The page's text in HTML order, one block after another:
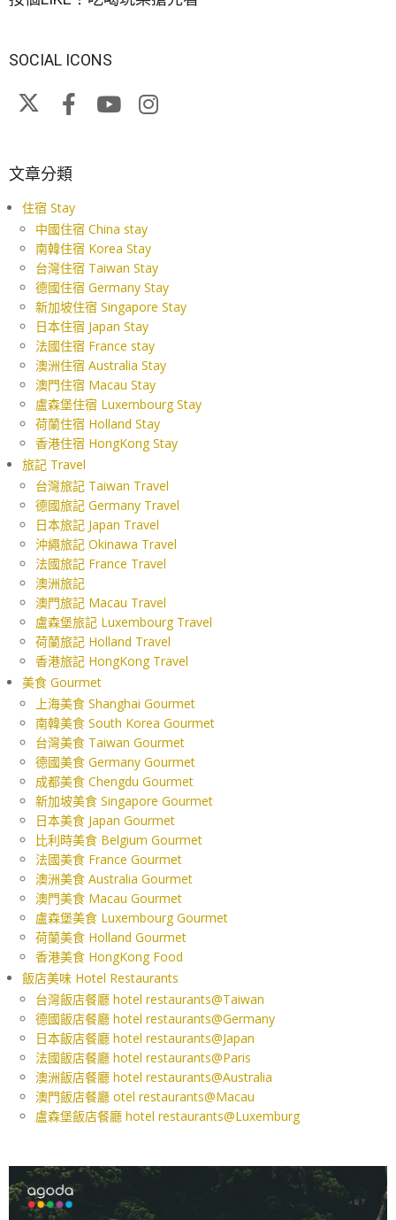
SOCIAL ICONS
文章分類
住宿 Stay
中國住宿 China stay
南韓住宿 Korea Stay
台灣住宿 Taiwan Stay
德國住宿 Germany Stay
新加坡住宿 Singapore Stay
日本住宿 Japan Stay
法國住宿 France stay
澳洲住宿 Australia Stay
澳門住宿 Macau Stay
盧森堡住宿 Luxembourg Stay
荷蘭住宿 Holland Stay
香港住宿 HongKong Stay
旅記 Travel
台灣旅記 Taiwan Travel
德國旅記 Germany Travel
日本旅記 Japan Travel
沖繩旅記 Okinawa Travel
法國旅記 France Travel
澳洲旅記
澳門旅記 Macau Travel
盧森堡旅記 Luxembourg Travel
荷蘭旅記 Holland Travel
香港旅記 HongKong Travel
美食 Gourmet
上海美食 Shanghai Gourmet
南韓美食 South Korea Gourmet
台灣美食 Taiwan Gourmet
德國美食 Germany Gourmet
成都美食 Chengdu Gourmet
新加坡美食 Singapore Gourmet
日本美食 Japan Gourmet
比利時美食 Belgium Gourmet
法國美食 France Gourmet
澳洲美食 Australia Gourmet
澳門美食 Macau Gourmet
盧森堡美食 Luxembourg Gourmet
荷蘭美食 Holland Gourmet
香港美食 HongKong Food
飯店美味 Hotel Restaurants
台灣飯店餐廳 hotel restaurants@Taiwan
德國飯店餐廳 hotel restaurants@Germany
日本飯店餐廳 hotel restaurants@Japan
法國飯店餐廳 hotel restaurants@Paris
澳洲飯店餐廳 hotel restaurants@Australia
澳門飯店餐廳 otel restaurants@Macau
盧森堡飯店餐廳 hotel restaurants@Luxemburg